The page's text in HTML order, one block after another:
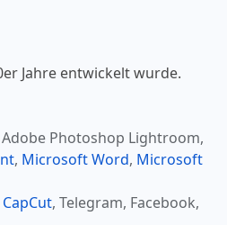
Jahre entwickelt wurde.
Adobe Photoshop Lightroom,
, Microsoft Word, Microsoft
CapCut, Telegram, Facebook,